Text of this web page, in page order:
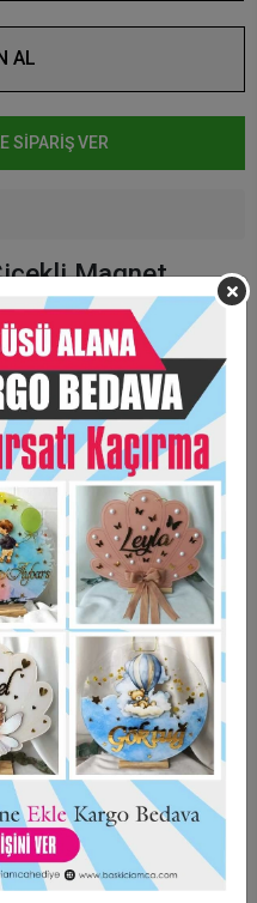
AL
SİPARİŞ VER
Magnet
hazırlanmaktadır.
alınız
İade ve Değişim
yapılmadı.